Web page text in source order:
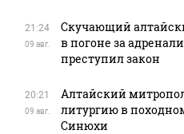
21:24
09 авг.
Скучающий
в погоне за
преступил закон
20:21
09 авг.
Алтайский
литургию в
Синюхи